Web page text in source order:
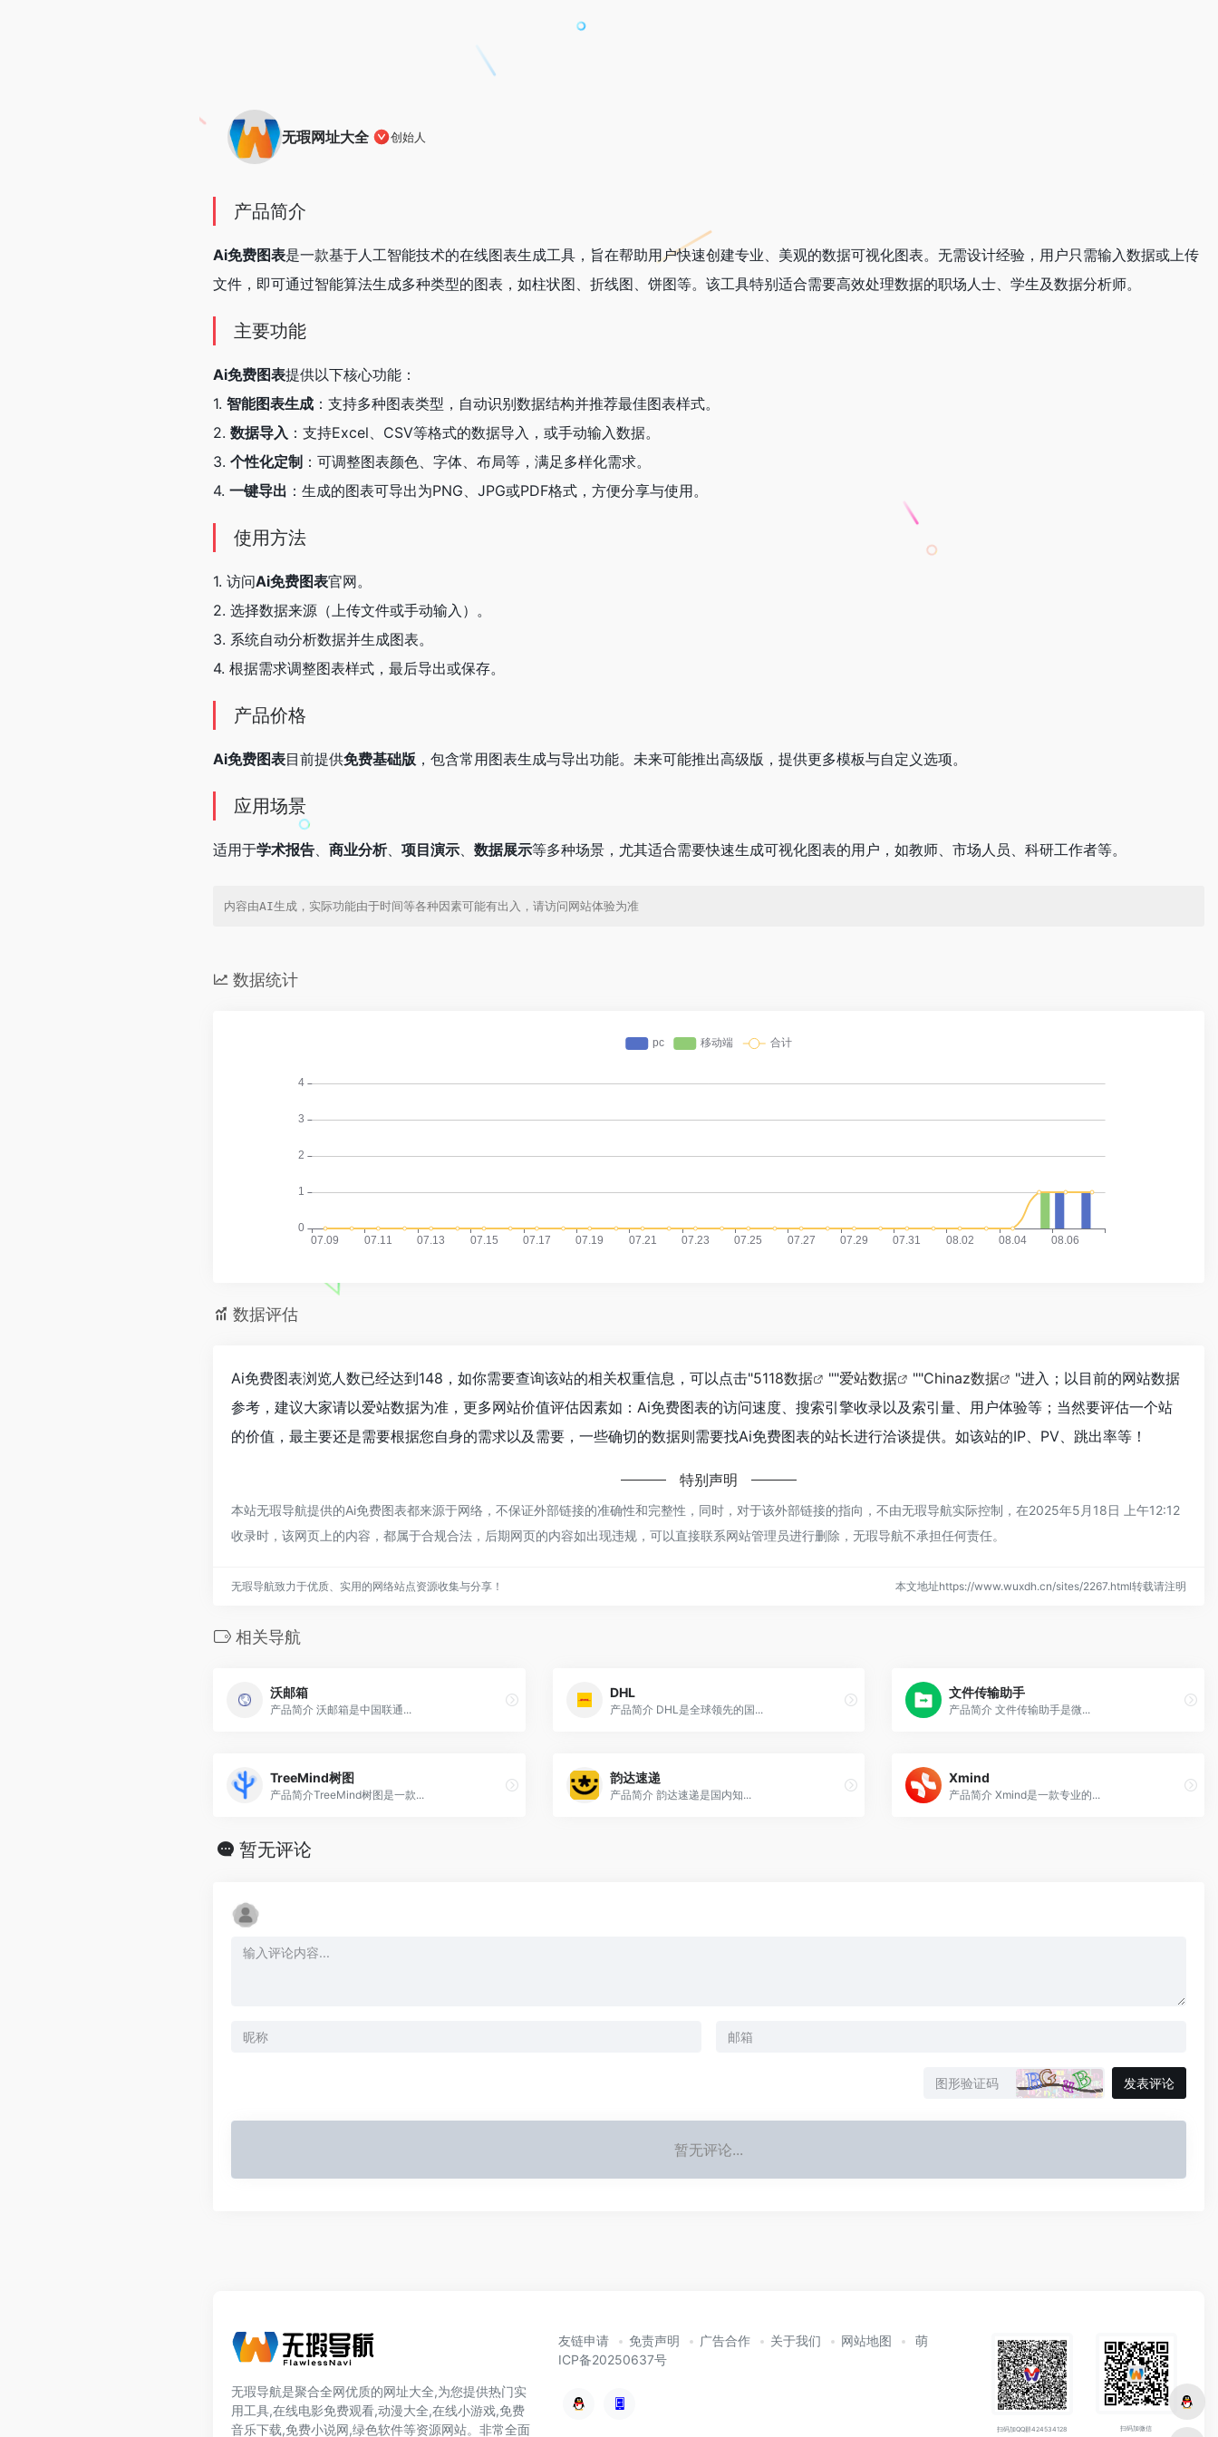
无瑕网址大全 创始人
产品简介
Ai免费图表是一款基于人工智能技术的在线图表生成工具，旨在帮助用户快速创建专业、美观的数据可视化图表。无需设计经验，用户只需输入数据或上传
文件，即可通过智能算法生成多种类型的图表，如柱状图、折线图、饼图等。该工具特别适合需要高效处理数据的职场人士、学生及数据分析师。
主要功能
Ai免费图表提供以下核心功能：
1. 智能图表生成 ：支持多种图表类型，自动识别数据结构并推荐最佳图表样式。
2. 数据导入 ：支持Excel、CSV等格式的数据导入，或手动输入数据。
3. 个性化定制 ：可调整图表颜色、字体、布局等，满足多样化需求。
4. 一键导出 ：生成的图表可导出为PNG、JPG或PDF格式，方便分享与使用。
使用方法
1. 访问Ai免费图表官网。
2. 选择数据来源（上传文件或手动输入）。
3. 系统自动分析数据并生成图表。
4. 根据需求调整图表样式，最后导出或保存。
产品价格
Ai免费图表目前提供免费基础版 ，包含常用图表生成与导出功能。未来可能推出高级版，提供更多模板与自定义选项。
应用场景
适用于学术报告、 商业分析、 项目演示、 数据展示等多种场景，尤其适合需要快速生成可视化图表的用户，如教师、市场人员、科研工作者等。
内容由AI生成，实际功能由于时间等各种因素可能有出入，请访问网站体验为准
数据统计
数据评估
Ai免费图表浏览人数已经达到148，如你需要查询该站的相关权重信息，可以点击"5118数据 ""爱站数据 ""Chinaz数据
"进入；以目前的网站数据
参考，建议大家请以爱站数据为准，更多网站价值评估因素如：Ai免费图表的访问速度、搜索引擎收录以及索引量、用户体验等；当然要评估一个站
的价值，最主要还是需要根据您自身的需求以及需要，一些确切的数据则需要找Ai免费图表的站长进行洽谈提供。如该站的IP、PV、跳出率等！
特别声明
本站无瑕导航提供的Ai免费图表都来源于网络，不保证外部链接的准确性和完整性，同时，对于该外部链接的指向，不由无瑕导航实际控制，在2025年5月18日 上午12:12
收录时，该网页上的内容，都属于合规合法，后期网页的内容如出现违规，可以直接联系网站管理员进行删除，无瑕导航不承担任何责任。
无瑕导航致力于优质、实用的网络站点资源收集与分享！ 本文地址https://www.wuxdh.cn/sites/2267.html转载请注明
相关导航
沃邮箱
产品简介 沃邮箱是中国联通...
DHL
产品简介 DHL是全球领先的国...
文件传输助手
产品简介 文件传输助手是微...
TreeMind树图
产品简介TreeMind树图是一款...
韵达速递
产品简介 韵达速递是国内知...
Xmind
产品简介 Xmind是一款专业的...
暂无评论
发表评论
暂无评论...
无瑕导航是聚合全网优质的网址大全,为您提供热门实
用工具,在线电影免费观看,动漫大全,在线小游戏,免费
音乐下载,免费小说网,绿色软件等资源网站。非常全面
友链申请 免责声明 广告合作 关于我们 网站地图
萌
ICP备20250637号
扫码加QQ群424534128 扫码加微信